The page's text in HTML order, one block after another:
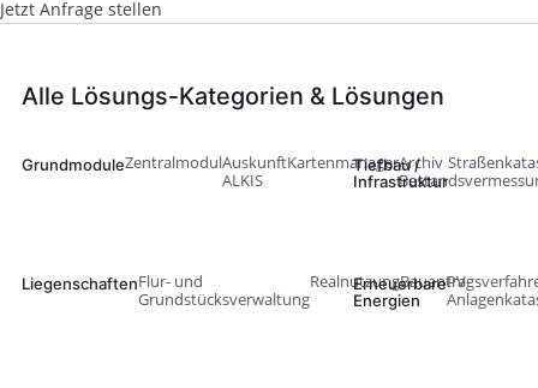
Jetzt Anfrage stellen
Alle Lösungs-Kategorien & Lösungen
GrundmoduleZentralmodulAuskunft
ALKIS
KartenmanagerArchiv
LiegenschaftenFlur- und
Grundstücksverwaltung
Realnutzung
Tiefbau /
Infrastruktur
Erneuerbare
Energien
PV-